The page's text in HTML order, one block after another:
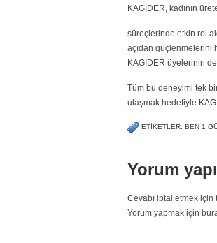
KAGİDER, kadının
süreçlerinde etkin rol
açıdan güçlenmelerini
KAGİDER üyelerinin
Tüm bu deneyimi tek
ulaşmak hedefiyle
ETIKETLER: BEN 1
Yorum
Cevabı iptal etmek için
Yorum yapmak için